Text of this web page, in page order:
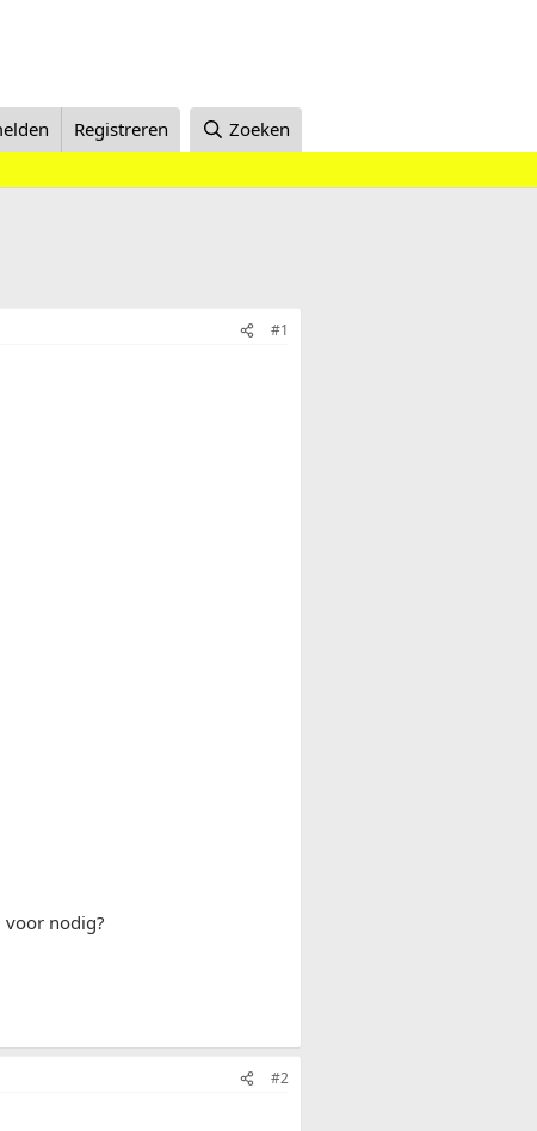
Registreren Zoeken
#1
voor nodig?
#2